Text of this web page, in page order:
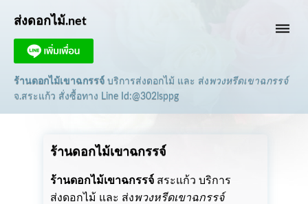
dehaze
ส่งดอกไม้.net
ร้านดอกไม้เขาฉกรรจ์ บริการส่งดอกไม้ และ ส่ง พวงหรีดเขาฉกรรจ์
จ.สระแก้ว สั่งซื้อทาง Line Id:@302lsppg
ร้านดอกไม้เขาฉกรรจ์
ร้านดอกไม้เขาฉกรรจ์ สระแก้ว บริการ
ส่งดอกไม้ และ ส่งพวงหรีดเขาฉกรรจ์